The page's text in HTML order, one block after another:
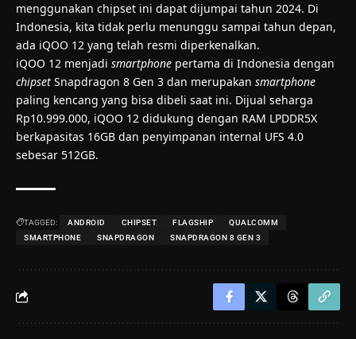
menggunakan chipset ini dapat dijumpai tahun 2024. Di
Indonesia, kita tidak perlu menunggu sampai tahun depan,
ada iQOO 12 yang telah resmi diperkenalkan.
iQOO 12 menjadi smartphone pertama di Indonesia dengan
chipset Snapdragon 8 Gen 3 dan merupakan smartphone
paling kencang yang bisa dibeli saat ini. Dijual seharga
Rp10.999.000, iQOO 12 didukung dengan RAM LPDDR5X
berkapasitas 16GB dan penyimpanan internal UFS 4.0
sebesar 512GB.
TAGGED: ANDROID CHIPSET FLAGSHIP
QUALCOMM
SMARTPHONE
SNAPDRAGON SNAPDRAGON 8 GEN 3